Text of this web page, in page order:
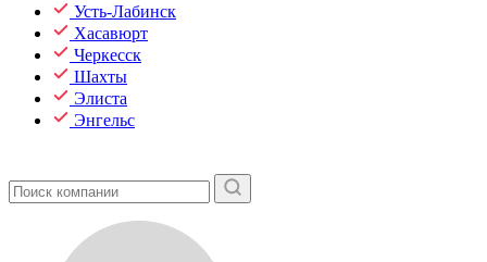
Усть-Лабинск
Хасавюрт
Черкесск
Шахты
Элиста
Энгельс